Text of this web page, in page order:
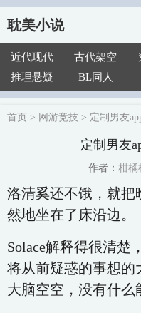
耽美小说
近代现代 古代架空
推理悬疑
BL同人
首页 > 网游竞技 > 定制男友
定制男友
作者： 柑橘
洛清奚还不饿，就把
然地坐在了床沿边。
Solace解释得很清楚
将从前疑惑的事想的
大脑空空，没有什么